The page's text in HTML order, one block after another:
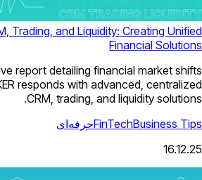
Convergence of CRM, Trading, and
Read our comprehensive report
and how B2BROKER responds
CRM,